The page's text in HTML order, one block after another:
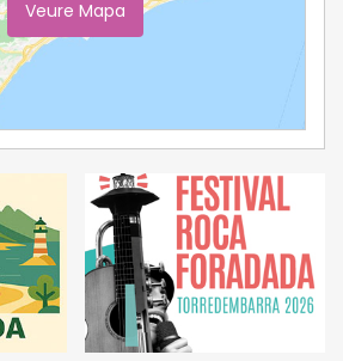
Veure Mapa